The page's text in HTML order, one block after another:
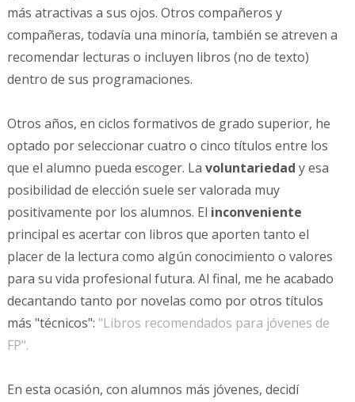
más atractivas a sus ojos. Otros compañeros y
compañeras, todavía una minoría, también se atreven a
recomendar lecturas o incluyen libros (no de texto)
dentro de sus programaciones.
Otros años, en ciclos formativos de grado superior, he
optado por seleccionar cuatro o cinco títulos entre los
que el alumno pueda escoger. La voluntariedad y esa
posibilidad de elección suele ser valorada muy
positivamente por los alumnos. El inconveniente
principal es acertar con libros que aporten tanto el
placer de la lectura como algún conocimiento o valores
para su vida profesional futura. Al final, me he acabado
decantando tanto por novelas como por otros títulos
más "técnicos": "Libros recomendados para jóvenes de
FP".
En esta ocasión, con alumnos más jóvenes, decidí